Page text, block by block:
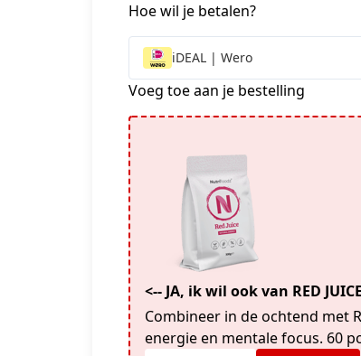
Hoe wil je betalen?
iDEAL | Wero
Voeg toe aan je bestelling
<-- JA, ik wil ook van RED
Combineer in de ochtend met
energie en mentale focus. 60